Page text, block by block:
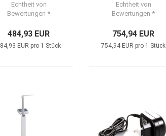
Echtheit von
Bewertungen *
484,93 EUR
EUR pro 1 Stück
Echtheit von
Bewertungen *
754,94 EUR
754,94 EUR pro 1 Stück